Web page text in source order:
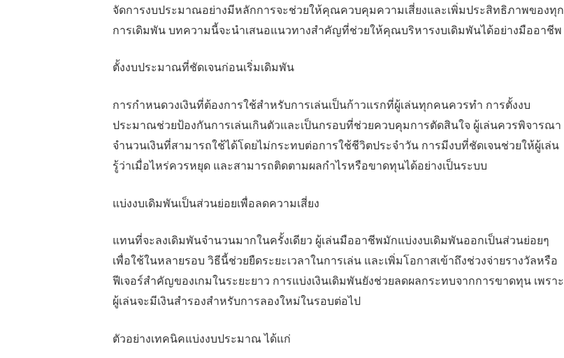
จัดการงบประมาณอย่างมีหลักการจะช่วยให้คุณควบคุมความเสี่ยงและเพิ่มประสิทธิภาพของทุก
การเดิมพัน บทความนี้จะนำเสนอแนวทางสำคัญที่ช่วยให้คุณบริหารงบเดิมพันได้อย่างมืออาชีพ
ตั้งงบประมาณที่ชัดเจนก่อนเริ่มเดิมพัน
การกำหนดวงเงินที่ต้องการใช้สำหรับการเล่นเป็นก้าวแรกที่ผู้เล่นทุกคนควรทำ การตั้งงบ
ประมาณช่วยป้องกันการเล่นเกินตัวและเป็นกรอบที่ช่วยควบคุมการตัดสินใจ ผู้เล่นควรพิจารณา
จำนวนเงินที่สามารถใช้ได้โดยไม่กระทบต่อการใช้ชีวิตประจำวัน การมีงบที่ชัดเจนช่วยให้ผู้เล่น
รู้ว่าเมื่อไหร่ควรหยุด และสามารถติดตามผลกำไรหรือขาดทุนได้อย่างเป็นระบบ
แบ่งงบเดิมพันเป็นส่วนย่อยเพื่อลดความเสี่ยง
แทนที่จะลงเดิมพันจำนวนมากในครั้งเดียว ผู้เล่นมืออาชีพมักแบ่งงบเดิมพันออกเป็นส่วนย่อยๆ
เพื่อใช้ในหลายรอบ วิธีนี้ช่วยยืดระยะเวลาในการเล่น และเพิ่มโอกาสเข้าถึงช่วงจ่ายรางวัลหรือ
ฟีเจอร์สำคัญของเกมในระยะยาว การแบ่งเงินเดิมพันยังช่วยลดผลกระทบจากการขาดทุน เพราะ
ผู้เล่นจะมีเงินสำรองสำหรับการลองใหม่ในรอบต่อไป
ตัวอย่างเทคนิคแบ่งงบประมาณ ได้แก่